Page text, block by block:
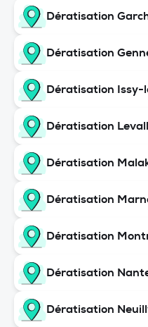
Dératisation
Dératisation
Dératisation Issy-
Dératisation
Dératisation
Dératisation
Dératisation
Dératisation
Dératisation